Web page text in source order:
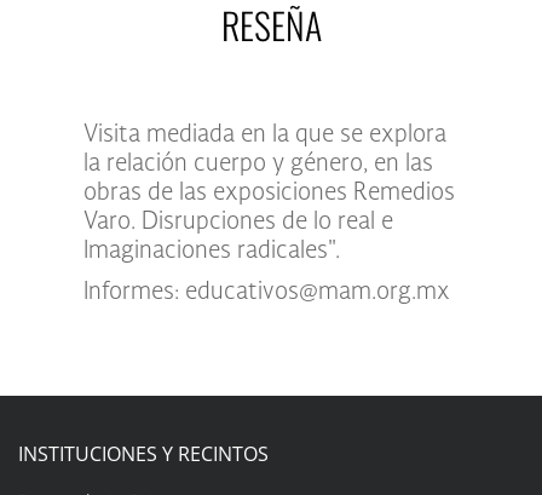
RESEÑA
Visita mediada en la que se explora
la relación cuerpo y género, en las
obras de las exposiciones Remedios
Varo. Disrupciones de lo real e
Imaginaciones radicales".
Informes: educativos@mam.org.mx
INSTITUCIONES Y RECINTOS